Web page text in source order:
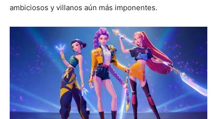
ambiciosos y villanos aún más imponentes.